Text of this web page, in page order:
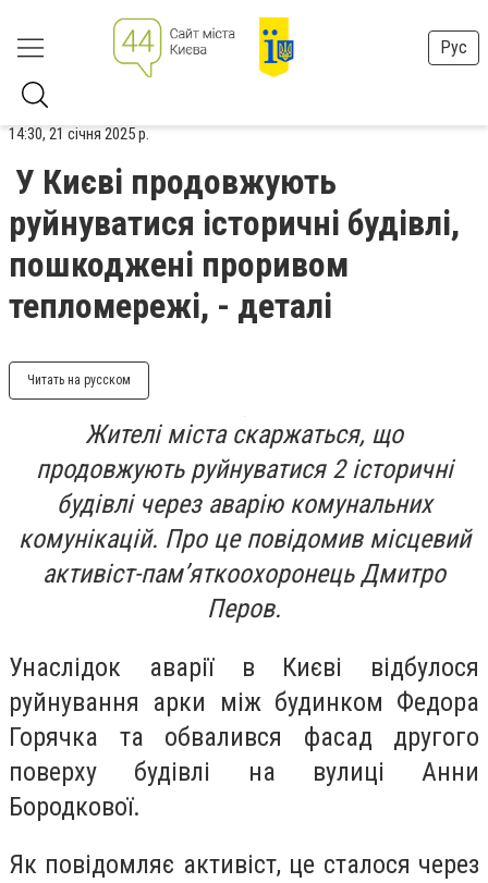
Рус
14:30, 21 січня 2025 р.
У Києві продовжують
руйнуватися історичні будівлі,
пошкоджені проривом
тепломережі, - деталі
Читать на русском
Жителі міста скаржаться, що
продовжують руйнуватися 2 історичні
будівлі через аварію комунальних
комунікацій. Про це повідомив місцевий
активіст-пам’яткоохоронець Дмитро
Перов.
Унаслідок аварії в Києві відбулося
руйнування арки між будинком Федора
Горячка та обвалився фасад другого
поверху будівлі на вулиці Анни
Бородкової.
Як повідомляє активіст, це сталося через